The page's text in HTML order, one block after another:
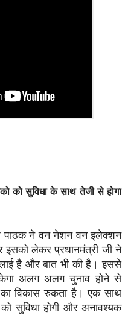
को सुविधा के साथ तेजी से होगा
पाठक ने वन नेशन वन इलेक्शन
लेकर प्रधानमंत्री जी ने
है और बात भी की है। इससे
अलग अलग चुनाव होने से
विकास रुकता है। एक साथ
सुविधा होगी और अनावश्यक